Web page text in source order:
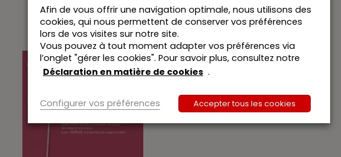
Afin de vous offrir une navigation optimale, nous utilisons des
cookies, qui nous permettent de conserver vos préférences
lors de vos visites sur notre site.
Vous pouvez à tout moment adapter vos préférences via
l’onglet "gérer les cookies". Pour savoir plus, consultez notre
Déclaration en matière de cookies .
Configurer vos préférences Accepter tous les cookies